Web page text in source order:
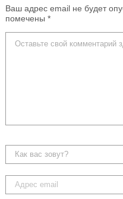
Ваш адрес email не будет
помечены *